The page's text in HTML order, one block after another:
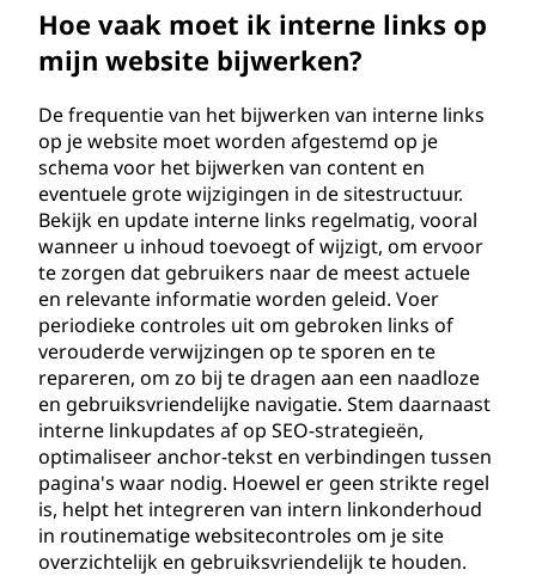
Hoe vaak moet ik interne links op
mijn website bijwerken?
De frequentie van het bijwerken van interne links
op je website moet worden afgestemd op je
schema voor het bijwerken van content en
eventuele grote wijzigingen in de sitestructuur.
Bekijk en update interne links regelmatig, vooral
wanneer u inhoud toevoegt of wijzigt, om ervoor
te zorgen dat gebruikers naar de meest actuele
en relevante informatie worden geleid. Voer
periodieke controles uit om gebroken links of
verouderde verwijzingen op te sporen en te
repareren, om zo bij te dragen aan een naadloze
en gebruiksvriendelijke navigatie. Stem daarnaast
interne linkupdates af op SEO-strategieën,
optimaliseer anchor-tekst en verbindingen tussen
pagina's waar nodig. Hoewel er geen strikte regel
is, helpt het integreren van intern linkonderhoud
in routinematige websitecontroles om je site
overzichtelijk en gebruiksvriendelijk te houden.